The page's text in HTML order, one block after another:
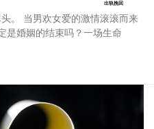
出轨挽回
。 当男欢女爱的激情滚滚而来
是婚姻的结束吗？一场生命